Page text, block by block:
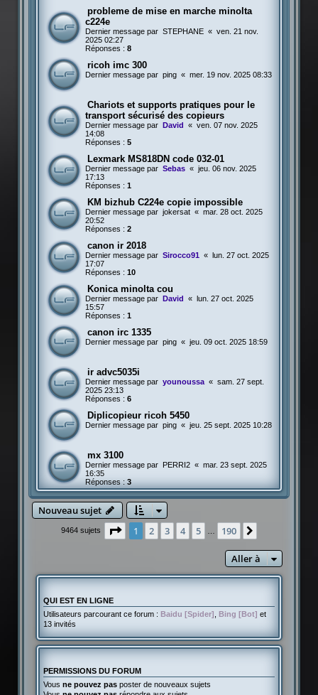
probleme de mise en marche minolta
c224e
Dernier message par STEPHANE « ven. 21 nov.
2025 02:27
Réponses : 8
ricoh imc 300
Dernier message par ping « mer. 19 nov. 2025 08:33
Chariots et supports pratiques pour le
transport sécurisé des copieurs
Dernier message par David « ven. 07 nov. 2025
14:08
Réponses : 5
Lexmark MS818DN code 032-01
Dernier message par Sebas « jeu. 06 nov. 2025
17:13
Réponses : 1
KM bizhub C224e copie impossible
Dernier message par jokersat « mar. 28 oct. 2025
20:52
Réponses : 2
canon ir 2018
Dernier message par Sirocco91 «
lun. 27 oct. 2025
17:07
Réponses : 10
Konica minolta cou
Dernier message par David «
lun. 27 oct. 2025
15:57
Réponses : 1
canon irc 1335
Dernier message par ping « jeu. 09 oct. 2025 18:59
ir advc5035i
Dernier message par younoussa « sam. 27 sept.
2025 23:13
Réponses : 6
Diplicopieur ricoh 5450
Dernier message par ping « jeu. 25 sept. 2025 10:28
mx 3100
Dernier message par PERRI2 « mar. 23 sept. 2025
16:35
Réponses : 3
Nouveau sujet
9464 sujets Page 1sur190
1 2 3 4 5 190
Aller à
QUI EST EN LIGNE
Utilisateurs parcourant ce forum : Baidu [Spider] Bing [Bot] et
13 invités
PERMISSIONS DU FORUM
Vous ne pouvez pasposter de nouveaux sujets